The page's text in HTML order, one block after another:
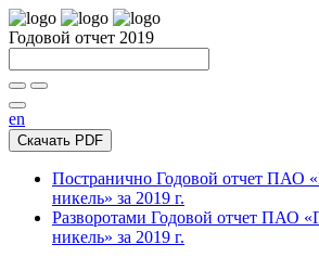
Годовой отчет 2019
en
Скачать PDF
Постранично Годовой отчет ПАО
никель» за 2019 г.
Разворотами Годовой отчет ПАО
никель» за 2019 г.